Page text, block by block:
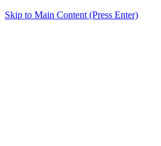
Skip to Main Content (Press Enter)